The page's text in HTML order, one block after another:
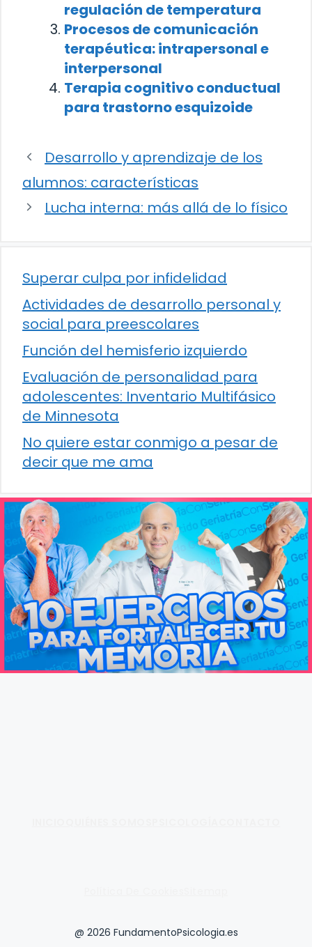
regulación de temperatura
Procesos de comunicación
terapéutica: intrapersonal e
interpersonal
Terapia cognitivo conductual
para trastorno esquizoide
Desarrollo y aprendizaje de los
alumnos: características
Lucha interna: más allá de lo físico
Superar culpa por infidelidad
Actividades de desarrollo personal y
social para preescolares
Función del hemisferio izquierdo
Evaluación de personalidad para
adolescentes: Inventario Multifásico
de Minnesota
No quiere estar conmigo a pesar de
decir que me ama
@ 2026 FundamentoPsicologia.es